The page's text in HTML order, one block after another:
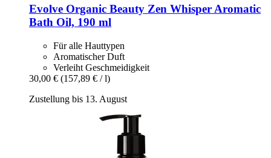
Evolve Organic Beauty Zen Whisper Aromatic
Bath Oil, 190 ml
Für alle Hauttypen
Aromatischer Duft
Verleiht Geschmeidigkeit
30,00 € (157,89 € / l)
Zustellung bis 13. August